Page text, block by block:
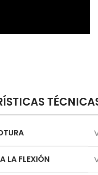
LA FLEXIÓN